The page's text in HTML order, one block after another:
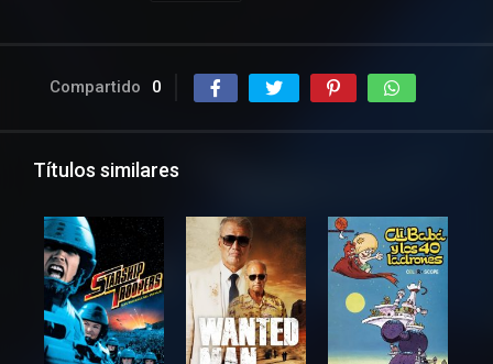
Compartido 0
Títulos similares